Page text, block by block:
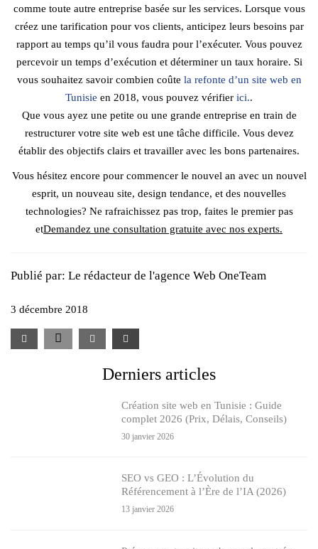
comme toute autre entreprise basée sur les services. Lorsque vous
créez une tarification pour vos clients, anticipez leurs besoins par
rapport au temps qu’il vous faudra pour l’exécuter. Vous pouvez
percevoir un temps d’exécution et déterminer un taux horaire. Si
vous souhaitez savoir combien coûte la refonte d’un site web en
Tunisie en 2018, vous pouvez vérifier ici..
Que vous ayez une petite ou une grande entreprise en train de
restructurer votre site web est une tâche difficile. Vous devez
établir des objectifs clairs et travailler avec les bons partenaires.
Vous hésitez encore pour commencer le nouvel an avec un nouvel
esprit, un nouveau site, design tendance, et des nouvelles
technologies? Ne rafraichissez pas trop, faites le premier pas
etDemandez une consultation gratuite avec nos experts.
Publié par: Le rédacteur de l'agence Web OneTeam
3 décembre 2018
Derniers articles
Création site web en Tunisie : Guide
complet 2026 (Prix, Délais, Conseils)
30 janvier 2026
SEO vs GEO : L’Évolution du
Référencement à l’Ère de l’IA (2026)
13 janvier 2026